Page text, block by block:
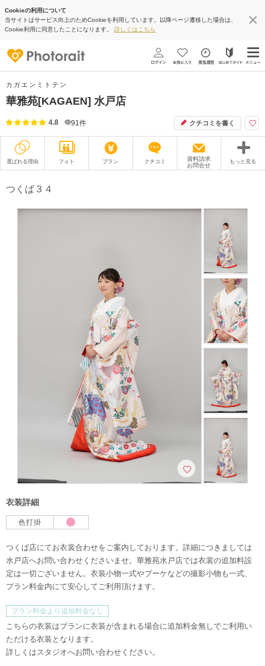
Cookieの利用について
当サイトはサービス向上のためCookieを利用しています。以降ページ遷移した場合は、
Cookie利用に同意したことになります。 詳しくはこちら
カガエンミトテン
華雅苑[KAGAEN] 水戸店
4.8 91 件 クチコミを書く
選ばれる理由 フォト プラン クチコミ
資料請求
お問合せ
もっと見る
人気スポットでの撮影
スタジオでの撮影
神社・寺院での撮影
つくば３４
衣装詳細
色打掛
ピ
ク
つくば店にてお衣裳合わせをご案内しております。詳細につきましては
水戸店へお問い合わせくださいませ。華雅苑水戸店では衣裳の追加料設
定は一切ございません。衣装小物一式やブーケなどの撮影小物も一式、
プラン料金内にて安心してご利用頂けます。
プラン料金より追加料金なし
こちらの衣装はプランに衣装が含まれる場合に追加料金無しでご利用い
ただける衣装となります。
詳しくはスタジオへお問い合わせください。